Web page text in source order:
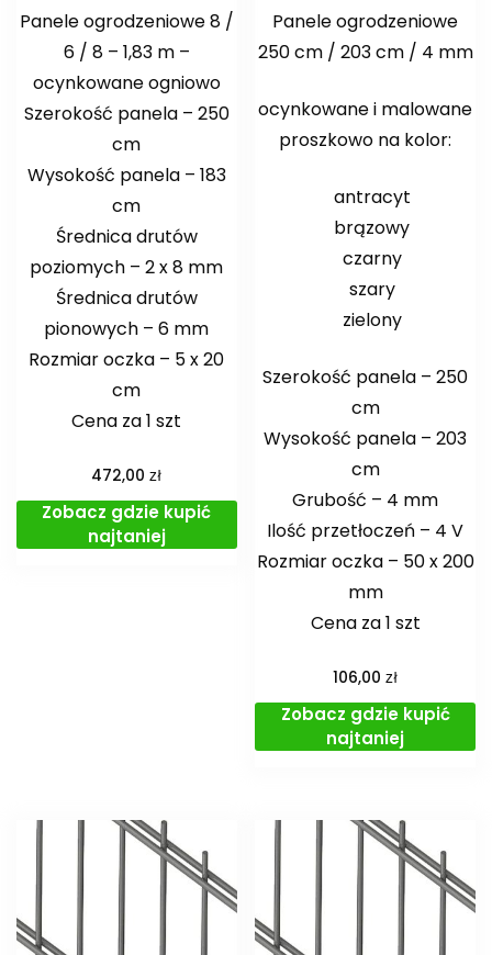
Panele ogrodzeniowe 8 /
6 / 8 – 1,83 m –
ocynkowane ogniowo
Szerokość panela – 250
cm
Wysokość panela – 183
cm
Średnica drutów
poziomych – 2 x 8 mm
Średnica drutów
pionowych – 6 mm
Rozmiar oczka – 5 x 20
cm
Cena za 1 szt
472,00zł
Zobacz gdzie kupić
najtaniej
Panele ogrodzeniowe
250 cm / 203 cm / 4 mm
ocynkowane i malowane
proszkowo na kolor:
antracyt
brązowy
czarny
szary
zielony
Szerokość panela – 250
cm
Wysokość panela – 203
cm
Grubość – 4 mm
Ilość przetłoczeń – 4 V
Rozmiar oczka – 50 x 200
mm
Cena za 1 szt
106,00zł
Zobacz gdzie kupić
najtaniej